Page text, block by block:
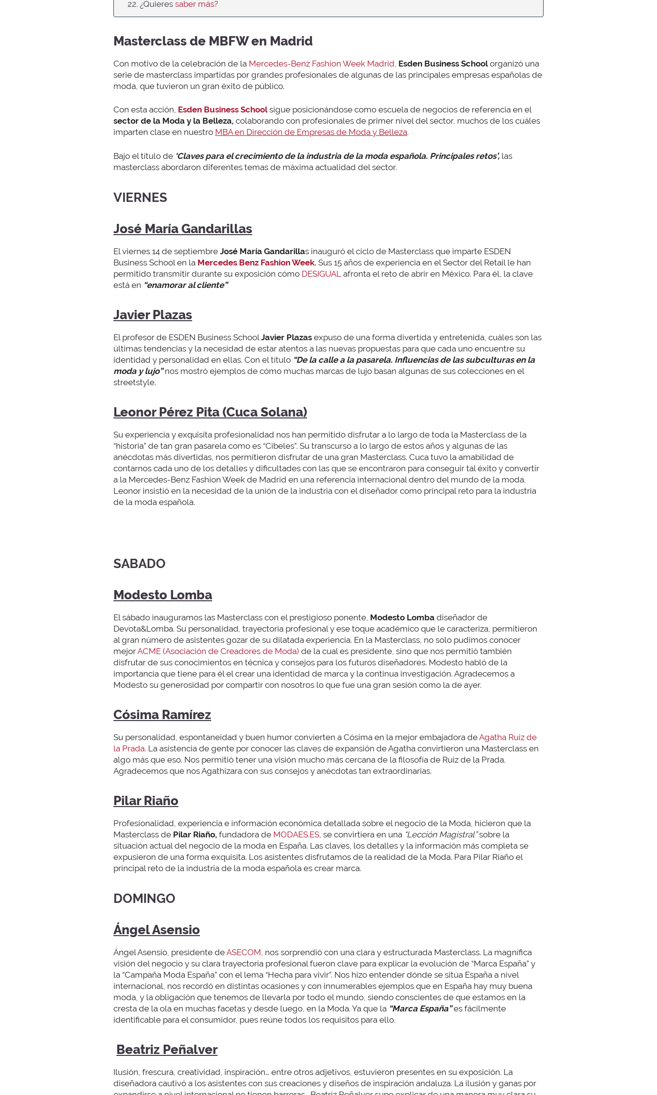
22. ¿Quieres saber más?
Masterclass de MBFW en Madrid
Con motivo de la celebración de la Mercedes-Benz Fashion Week Madrid, Esden Business Schoolorganizó una
serie de masterclass impartidas por grandes profesionales de algunas de las principales empresas españolas de
moda, que tuvieron un gran éxito de público.
Con esta acción, Esden Business Schoolsigue posicionándose como escuela de negocios de referencia en el
sector de la Moda y la Belleza, colaborando con profesionales de primer nivel del sector, muchos de los cuáles
imparten clase en nuestro MBA en Dirección de Empresas de Moda y Belleza.
Bajo el título de ‘Claves para el crecimiento de la industria de la moda española. Principales retos’, las
masterclass abordaron diferentes temas de máxima actualidad del sector.
VIERNES
José María Gandarillas
El viernes 14 de septiembre José María Gandarillas inauguró el ciclo de Masterclass que imparte ESDEN
Business School en la Mercedes Benz Fashion Week. Sus 15 años de experiencia en el Sector del Retail le han
permitido transmitir durante su exposición cómo DESIGUAL afronta el reto de abrir en México. Para él, la clave
está en “enamorar al cliente”
Javier Plazas
El profesor de ESDEN Business School Javier Plazas expuso de una forma divertida y entretenida, cuáles son las
últimas tendencias y la necesidad de estar atentos a las nuevas propuestas para que cada uno encuentre su
identidad y personalidad en ellas. Con el título “De la calle a la pasarela. Influencias de las subculturas en la
moda y lujo”nos mostró ejemplos de cómo muchas marcas de lujo basan algunas de sus colecciones en el
streetstyle.
Leonor Pérez Pita (Cuca Solana)
Su experiencia y exquisita profesionalidad nos han permitido disfrutar a lo largo de toda la Masterclass de la
“historia” de tan gran pasarela como es “Cibeles”. Su transcurso a lo largo de estos años y algunas de las
anécdotas más divertidas, nos permitieron disfrutar de una gran Masterclass. Cuca tuvo la amabilidad de
contarnos cada uno de los detalles y dificultades con las que se encontraron para conseguir tal éxito y convertir
a la Mercedes-Benz Fashion Week de Madrid en una referencia internacional dentro del mundo de la moda.
Leonor insistió en la necesidad de la unión de la industria con el diseñador como principal reto para la industria
de la moda española.
SABADO
Modesto Lomba
El sábado inauguramos las Masterclass con el prestigioso ponente, Modesto Lomba diseñador de
Devota&Lomba. Su personalidad, trayectoria profesional y ese toque académico que le caracteriza, permitieron
al gran número de asistentes gozar de su dilatada experiencia. En la Masterclass, no solo pudimos conocer
mejorACME (Asociación de Creadores de Moda) de la cual es presidente, sino que nos permitió también
disfrutar de sus conocimientos en técnica y consejos para los futuros diseñadores. Modesto habló de la
importancia que tiene para él el crear una identidad de marca y la continua investigación. Agradecemos a
Modesto su generosidad por compartir con nosotros lo que fue una gran sesión como la de ayer.
Cósima Ramírez
Su personalidad, espontaneidad y buen humor convierten a Cósima en la mejor embajadora deAgatha Ruiz de
la Prada. La asistencia de gente por conocer las claves de expansión de Agatha convirtieron una Masterclass en
algo más que eso. Nos permitió tener una visión mucho más cercana de la filosofía de Ruiz de la Prada.
Agradecemos que nos Agathizara con sus consejos y anécdotas tan extraordinarias.
Pilar Riaño
Profesionalidad, experiencia e información económica detallada sobre el negocio de la Moda, hicieron que la
Masterclass de Pilar Riaño, fundadora de MODAES.ES , se convirtiera en una “Lección Magistral”sobre la
situación actual del negocio de la moda en España. Las claves, los detalles y la información más completa se
expusieron de una forma exquisita. Los asistentes disfrutamos de la realidad de la Moda. Para Pilar Riaño el
principal reto de la industria de la moda española es crear marca.
DOMINGO
Ángel Asensio
Ángel Asensio, presidente deASECOM , nos sorprendió con una clara y estructurada Masterclass. La magnífica
visión del negocio y su clara trayectoria profesional fueron clave para explicar la evolución de “Marca España” y
la “Campaña Moda España” con el lema “Hecha para vivir”. Nos hizo entender dónde se sitúa España a nivel
internacional, nos recordó en distintas ocasiones y con innumerables ejemplos que en España hay muy buena
moda, y la obligación que tenemos de llevarla por todo el mundo, siendo conscientes de que estamos en la
cresta de la ola en muchas facetas y desde luego, en la Moda. Ya que la “Marca España”es fácilmente
identificable para el consumidor, pues reúne todos los requisitos para ello.
Beatriz Peñalver
Ilusión, frescura, creatividad, inspiración… entre otros adjetivos, estuvieron presentes en su exposición. La
diseñadora cautivó a los asistentes con sus creaciones y diseños de inspiración andaluza. La ilusión y ganas por